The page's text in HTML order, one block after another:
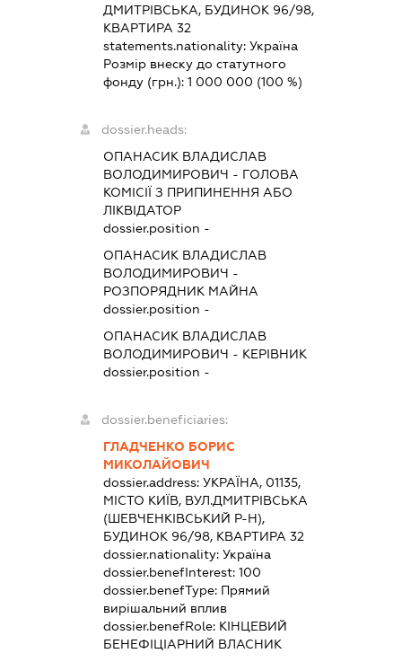
ДМИТРІВСЬКА, БУДИНОК 96/98,
КВАРТИРА 32
statements.nationality:Україна
Розмір внеску до статутного
фонду (грн.):1 000 000 (100 %)
dossier.heads:
ОПАНАСИК ВЛАДИСЛАВ
ВОЛОДИМИРОВИЧ - ГОЛОВА
КОМІСІЇ З ПРИПИНЕННЯ АБО
ЛІКВІДАТОР
dossier.position -
ОПАНАСИК ВЛАДИСЛАВ
ВОЛОДИМИРОВИЧ -
РОЗПОРЯДНИК МАЙНА
dossier.position -
ОПАНАСИК ВЛАДИСЛАВ
ВОЛОДИМИРОВИЧ - КЕРІВНИК
dossier.position -
dossier.beneficiaries:
ГЛАДЧЕНКО БОРИС
МИКОЛАЙОВИЧ
dossier.address:УКРАЇНА, 01135,
МІСТО КИЇВ, ВУЛ.ДМИТРІВСЬКА
(ШЕВЧЕНКІВСЬКИЙ Р-Н),
БУДИНОК 96/98, КВАРТИРА 32
dossier.nationality:Україна
dossier.benefInterest:100
dossier.benefType: Прямий
вирішальний вплив
dossier.benefRole: КІНЦЕВИЙ
БЕНЕФІЦІАРНИЙ ВЛАСНИК